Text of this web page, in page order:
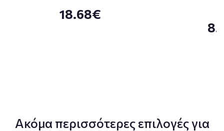
18.68€
Ακόμα περισσότερες επιλογές για